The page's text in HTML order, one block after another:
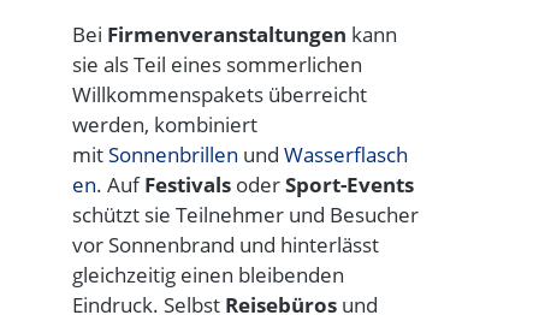
Bei Firmenveranstaltungen kann
sie als Teil eines sommerlichen
Willkommenspakets überreicht
werden, kombiniert
mitSonnenbrillen und Wasserflasch
en. AufFestivals oderSport-Events
schützt sie Teilnehmer und Besucher
vor Sonnenbrand und hinterlässt
gleichzeitig einen bleibenden
Eindruck. Selbst Reisebüros und